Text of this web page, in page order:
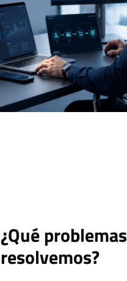
¿Qué problemas
resolvemos?